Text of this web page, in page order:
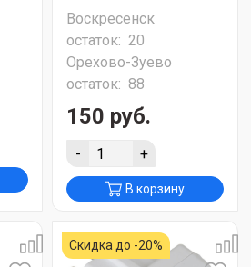
Воскресенск
остаток: 20
Орехово-Зуево
остаток: 88
150 руб.
- +
В корзину
Скидка до -20%